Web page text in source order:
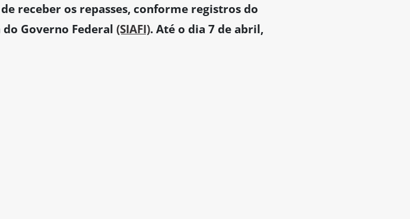
receber os repasses, conforme registros do
Governo Federal (SIAFI). Até o dia 7 de abril,